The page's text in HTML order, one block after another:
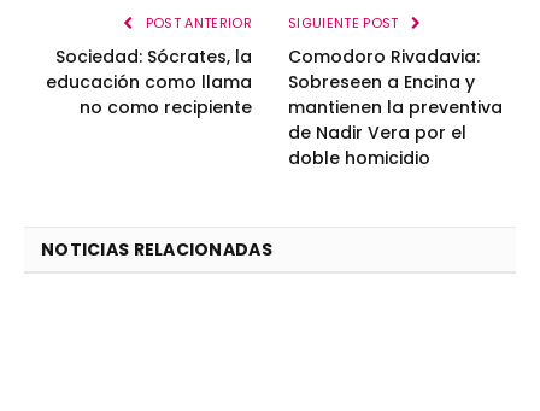
POST ANTERIOR
Sociedad: Sócrates, la
educación como llama
no como recipiente
SIGUIENTE POST
Comodoro Rivadavia:
Sobreseen a Encina y
mantienen la preventiva
de Nadir Vera por el
doble homicidio
NOTICIAS RELACIONADAS